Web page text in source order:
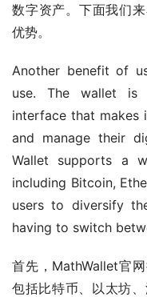
数字资产。下面我们
优势。
Another benefit of
use. The wallet is
interface that makes
and manage their
Wallet supports a
including Bitcoin,
users to diversify
having to switch
首先，MathWallet官
包括比特币、以太坊